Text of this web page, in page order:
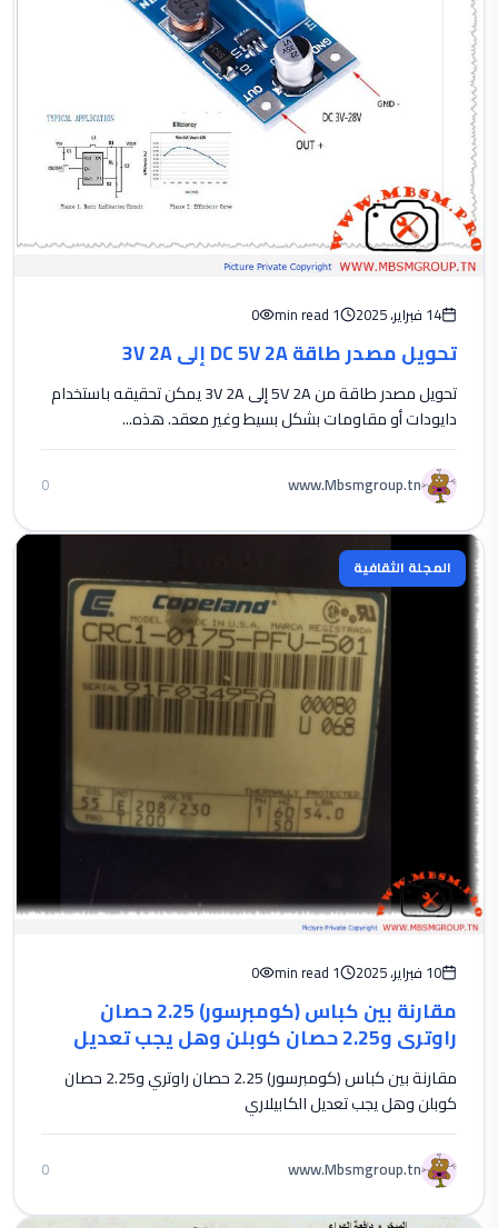
14 فبراير، 2025 1 min read
0
تحويل مصدر طاقة DC 5V 2A إلى 3V 2A
تحويل مصدر طاقة من 5V 2A إلى 3V 2A يمكن تحقيقه باستخدام
دايودات أو مقاومات بشكل بسيط وغير معقد. هذه...
www.Mbsmgroup.tn
0
المجلة الثقافية
10 فبراير، 2025 1 min read
0
مقارنة بين كباس (كومبرسور) 2.25 حصان
راوتري و2.25 حصان كوبلن وهل يجب تعديل
الكابيلاري
مقارنة بين كباس (كومبرسور) 2.25 حصان راوتري و2.25 حصان
كوبلن وهل يجب تعديل الكابيلاري
www.Mbsmgroup.tn
0